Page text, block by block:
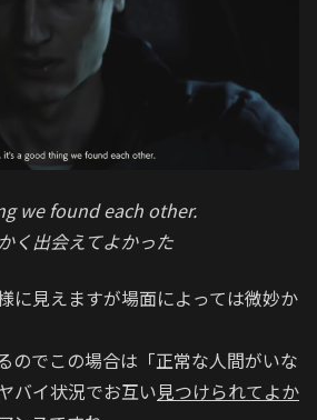
we found each other.
く出会えてよかった
に見えますが場面によっては微妙か
のでこの場合は「正常な人間がいな
バイ状況でお互い見つけられてよか